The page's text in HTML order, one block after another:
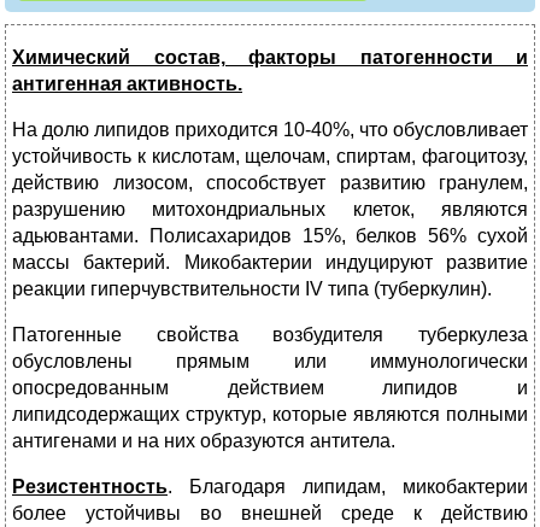
Химический состав, факторы патогенности и
антигенная активность.
На долю липидов приходится 10-40%, что обусловливает
устойчивость к кислотам, щелочам, спиртам, фагоцитозу,
действию лизосом, способствует развитию гранулем,
разрушению митохондриальных клеток, являются
адьювантами. Полисахаридов 15%, белков 56% сухой
массы бактерий. Микобактерии индуцируют развитие
реакции гиперчувствительности IV типа (туберкулин).
Патогенные свойства возбудителя туберкулеза
обусловлены прямым или иммунологически
опосредованным действием липидов и
липидсодержащих структур, которые являются полными
антигенами и на них образуются антитела.
Резистентность. Благодаря липидам, микобактерии
более устойчивы во внешней среде к действию